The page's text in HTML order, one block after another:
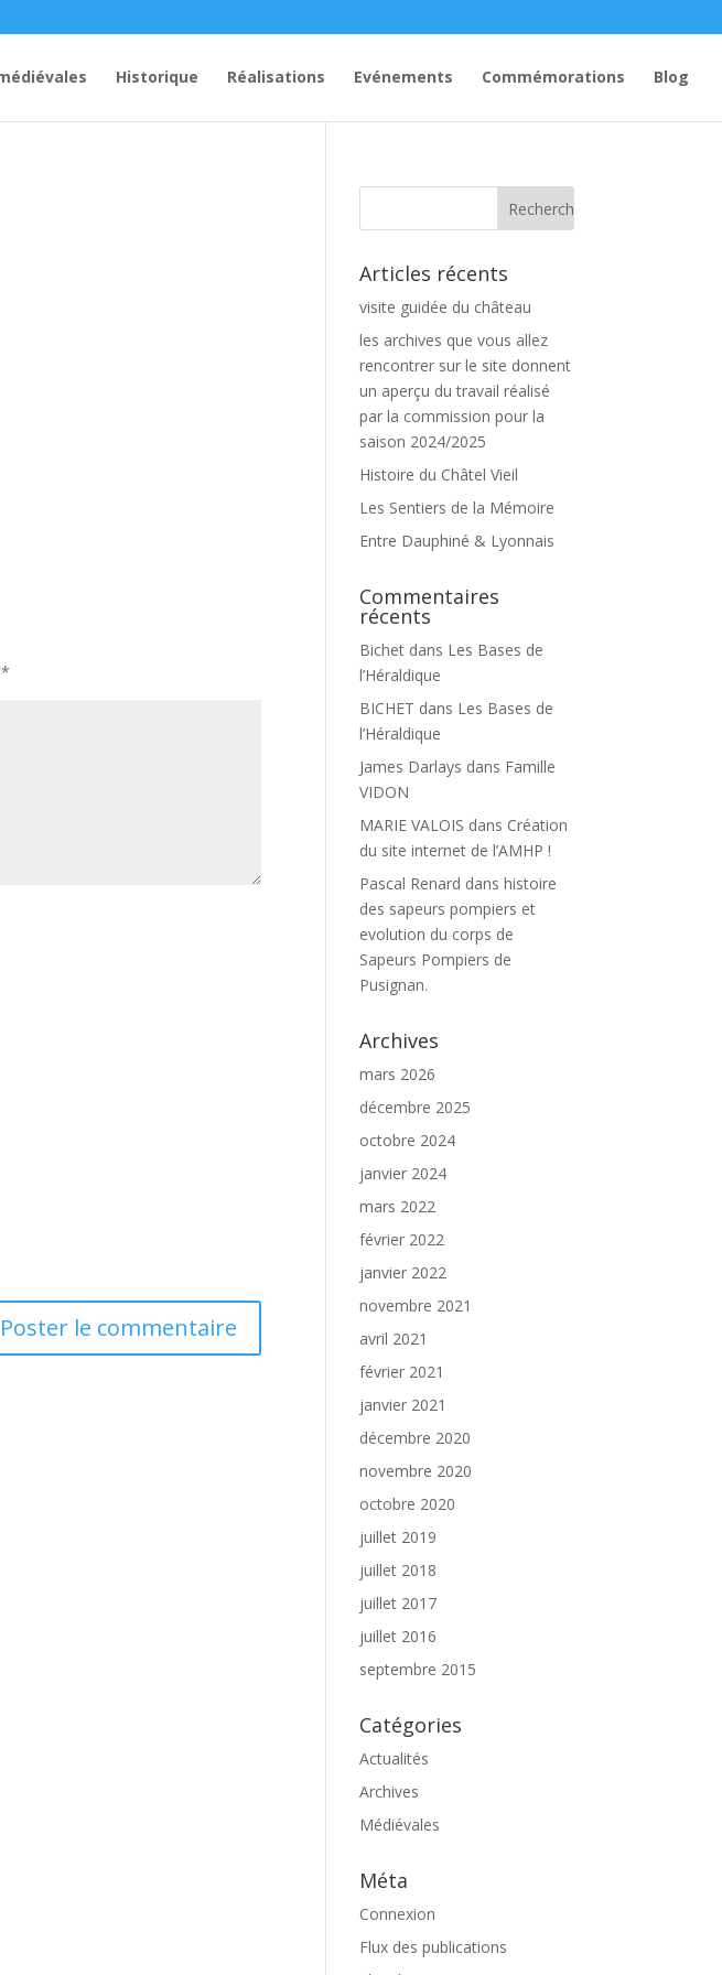
Historique Réalisations Evénements Commémorations Blog
*
Articles récents
visite guidée du château
les archives que vous allez
rencontrer sur le site donnent
un aperçu du travail réalisé
par la commission pour la
saison 2024/2025
Histoire du Châtel Vieil
Les Sentiers de la Mémoire
Entre Dauphiné & Lyonnais
Commentaires
récents
Bichet dans Les Bases de
l’Héraldique
BICHET dans Les Bases de
l’Héraldique
James Darlays dans Famille
VIDON
MARIE VALOIS dans Création
du site internet de l’AMHP !
Pascal Renard danshistoire
des sapeurs pompiers et
evolution du corps de
Sapeurs Pompiers de
Pusignan.
Archives
mars 2026
décembre 2025
octobre 2024
janvier 2024
mars 2022
février 2022
janvier 2022
novembre 2021
avril 2021
février 2021
janvier 2021
décembre 2020
novembre 2020
octobre 2020
juillet 2019
juillet 2018
juillet 2017
juillet 2016
septembre 2015
Catégories
Actualités
Archives
Médiévales
Méta
Connexion
Flux des publications